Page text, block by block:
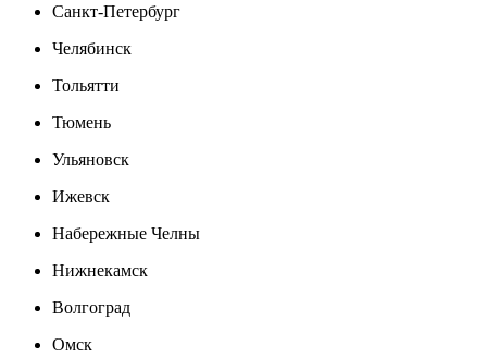
Санкт-Петербург
Челябинск
Тольятти
Тюмень
Ульяновск
Ижевск
Набережные Челны
Нижнекамск
Волгоград
Омск